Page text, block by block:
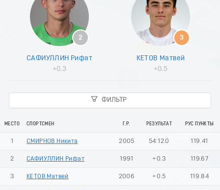
5
8
2
САФИУЛЛИН Рифат
+0.3
3
КЕТОВ Матвей
+0.5
ФИЛЬТР
МЕСТО СПОРТСМЕН Г.Р. РЕЗУЛЬТАТ РУС ПУНКТЫ
1 СМИРНОВ Никита 2005 54:12.0 119.41
2 САФИУЛЛИН Рифат 1991 +0.3 119.67
3 КЕТОВ Матвей 2006 +0.5 119.84